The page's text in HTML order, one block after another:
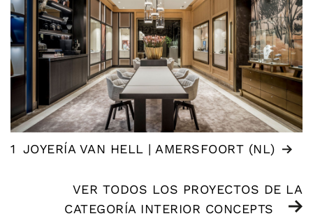
1 JOYERÍA VAN HELL | AMERSFOORT (NL)
VER TODOS LOS PROYECTOS DE LA
CATEGORÍA INTERIOR CONCEPTS